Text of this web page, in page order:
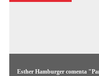
Esther Hamburger comenta